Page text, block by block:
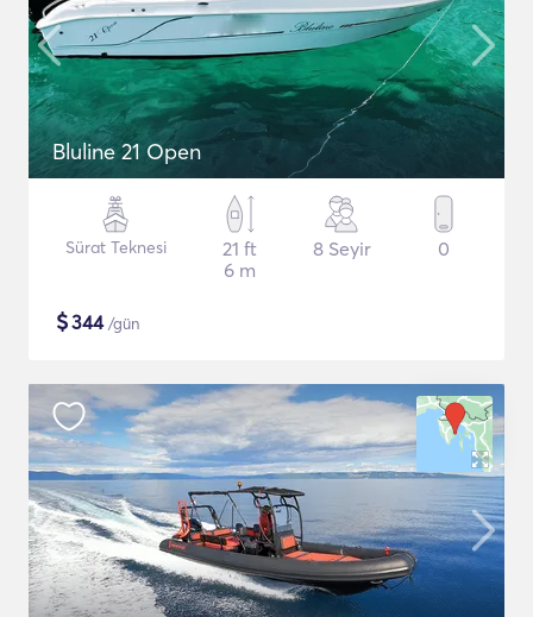
Bluline 21 Open
Sürat Teknesi
21 ft
6 m
8 Seyir 0
$344/gün